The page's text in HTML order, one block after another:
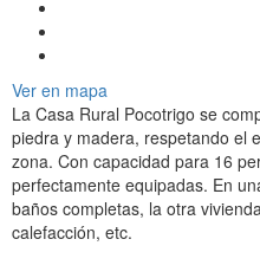
Ver en mapa
La Casa Rural Pocotrigo se
piedra y madera, respetando el
zona. Con capacidad para 16
perfectamente equipadas. En
baños completas, la otra
calefacción, etc.